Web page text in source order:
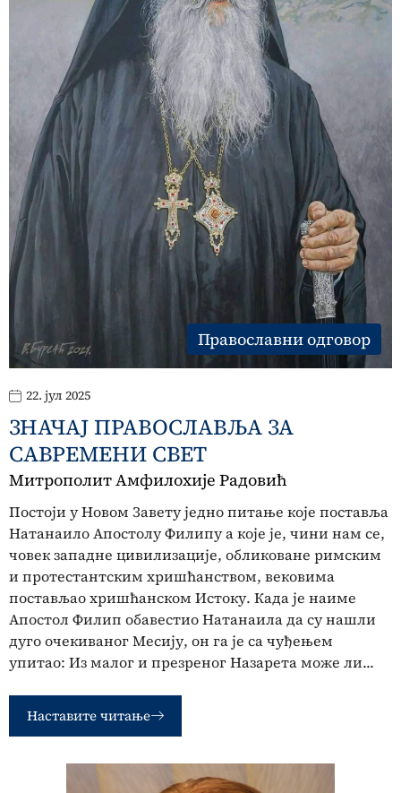
Православни одговор
22. јул 2025
ЗНАЧАЈ ПРАВОСЛАВЉА ЗА
САВРЕМЕНИ СВЕТ
Митрополит Амфилохије Радовић
Постоји у Новом Завету једно питање које поставља
Натанаило Апостолу Филипу а које је, чини нам се,
човек западне цивилизације, обликоване римским
и протестантским хришћанством, вековима
постављао хришћанском Истоку. Када је наиме
Апостол Филип обавестио Натанаила да су нашли
дуго очекиваног Месију, он га је са чуђењем
упитао: Из малог и презреног Назарета може ли...
Наставите читање